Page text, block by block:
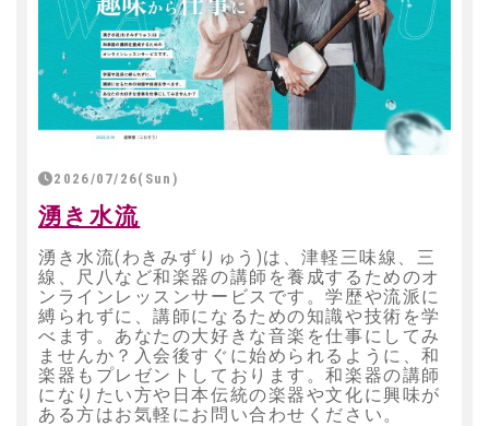
2026/07/26(Sun)
湧き水流
湧き水流(わきみずりゅう)は、津軽三味線、三
線、尺八など和楽器の講師を養成するためのオ
ンラインレッスンサービスです。学歴や流派に
縛られずに、講師になるための知識や技術を学
べます。あなたの大好きな音楽を仕事にしてみ
ませんか？入会後すぐに始められるように、和
楽器もプレゼントしております。和楽器の講師
になりたい方や日本伝統の楽器や文化に興味が
ある方はお気軽にお問い合わせください。